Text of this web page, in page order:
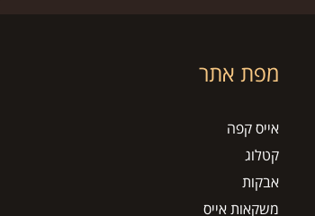
מפת אתר
אייס קפה
קטלוג
אבקות
משקאות אייס